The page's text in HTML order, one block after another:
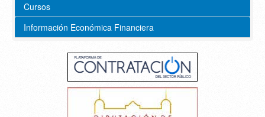
Cursos
Información Económica Financiera